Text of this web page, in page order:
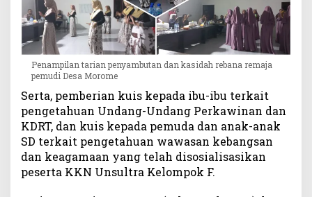
a
h
T
a
m
a
h
d
a
n
e
r
Penampilan tarian penyambutan dan kasidah rebana remaja
pemudi Desa Morome
Serta, pemberian kuis kepada ibu-ibu terkait
pengetahuan Undang-Undang Perkawinan dan
KDRT, dan kuis kepada pemuda dan anak-anak
SD terkait pengetahuan wawasan kebangsan
dan keagamaan yang telah disosialisasikan
peserta KKN Unsultra Kelompok F.